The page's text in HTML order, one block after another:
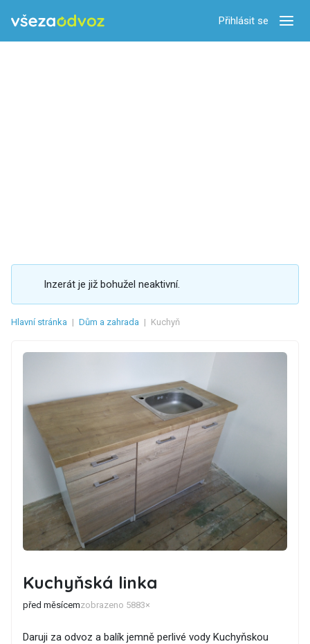
Přihlásit se
Inzerát je již bohužel neaktivní.
Hlavní stránka | Dům a zahrada | Kuchyň
Kuchyňská linka
před měsícemzobrazeno 5883×
Daruji za odvoz a balík jemně perlivé vody Kuchyňskou